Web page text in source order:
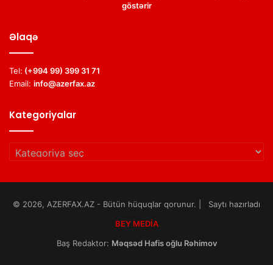
göstərir
Əlaqə
Tel: (+994 99) 399 31 71
Email: info@azerfax.az
Kategoriyalar
Kategoriyalar
© 2026, AZERFAX.AZ - Bütün hüquqlar qorunur. | Saytı hazırladı
BEY MEDİA
Baş Redaktor: Məqsəd Hafis oğlu Rəhimov